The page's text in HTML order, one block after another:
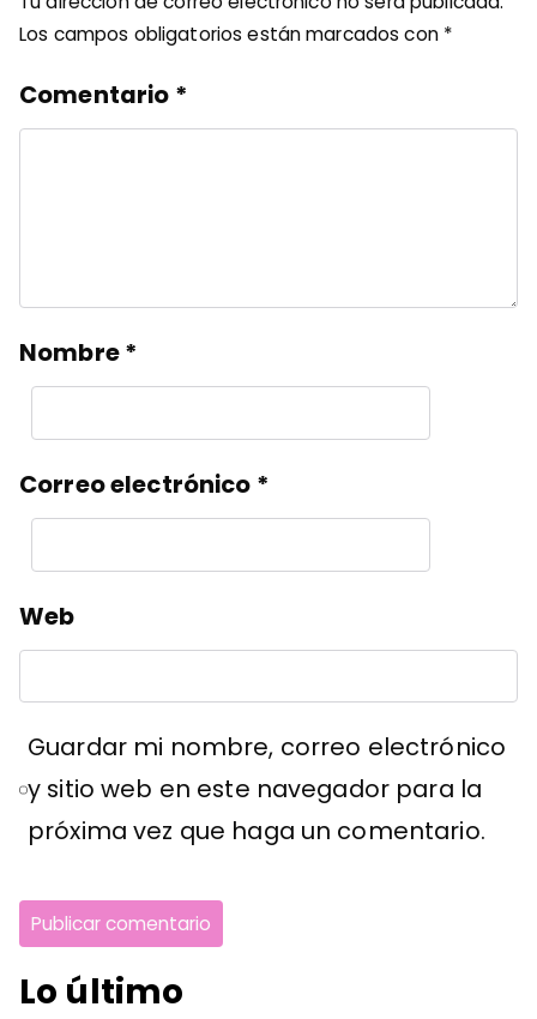
Los campos obligatorios están marcados con *
Comentario *
Nombre*
Correo electrónico *
Web
Guardar mi nombre, correo electrónico
y sitio web en este navegador para la
próxima vez que haga un comentario.
Lo último